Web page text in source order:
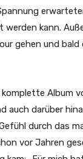
kann.
gehen und bald
komplette Album
auch darüber
durch das
vor Jahren